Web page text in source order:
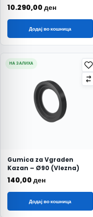
10.290,00 ден
Додај во кошница
НА ЗАЛИХА
Gumica za Vgraden
Kazan – Ø90 (Vlezna)
140,00 ден
Додај во кошница